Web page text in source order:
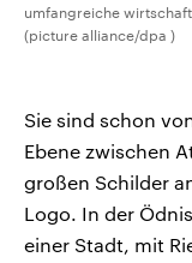
umfangreiche
(picture alliance/dpa )
Sie sind schon
Ebene zwischen
großen Schilder
Logo. In der
einer Stadt, mit